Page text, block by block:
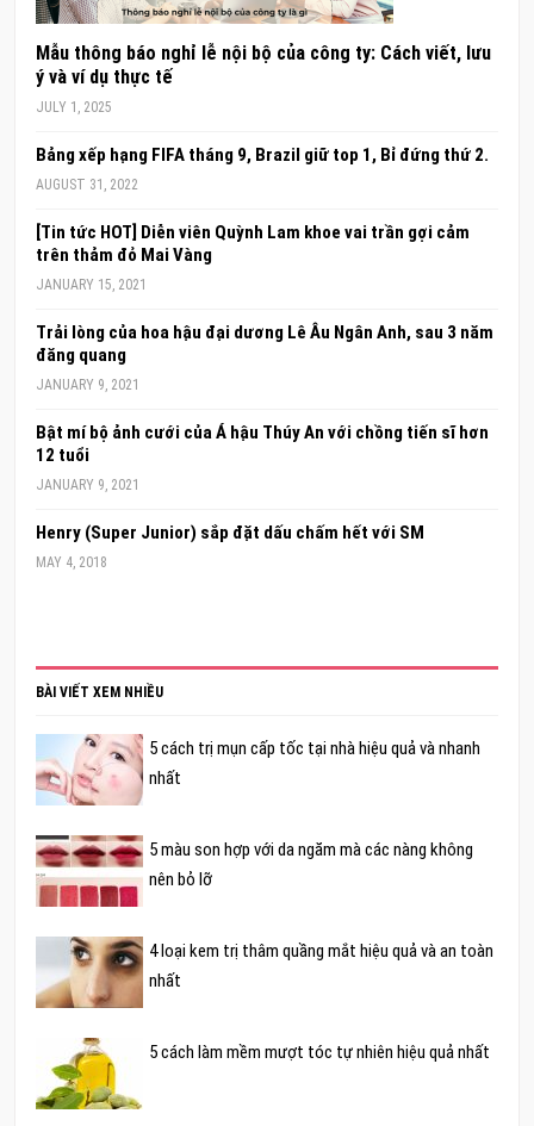
Mẫu thông báo nghỉ lễ nội bộ của công ty: Cách viết, lưu
ý và ví dụ thực tế
JULY 1, 2025
Bảng xếp hạng FIFA tháng 9, Brazil giữ top 1, Bỉ đứng thứ 2.
AUGUST 31, 2022
[Tin tức HOT] Diễn viên Quỳnh Lam khoe vai trần gợi cảm
trên thảm đỏ Mai Vàng
JANUARY 15, 2021
Trải lòng của hoa hậu đại dương Lê Âu Ngân Anh, sau 3 năm
đăng quang
JANUARY 9, 2021
Bật mí bộ ảnh cưới của Á hậu Thúy An với chồng tiến sĩ hơn
12 tuổi
JANUARY 9, 2021
Henry (Super Junior) sắp đặt dấu chấm hết với SM
MAY 4, 2018
BÀI VIẾT XEM NHIỀU
5 cách trị mụn cấp tốc tại nhà hiệu quả và nhanh
nhất
5 màu son hợp với da ngăm mà các nàng không
nên bỏ lỡ
4 loại kem trị thâm quầng mắt hiệu quả và an toàn
nhất
5 cách làm mềm mượt tóc tự nhiên hiệu quả nhất